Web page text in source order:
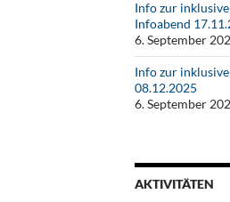
Info zur
Infoabend
6. September
Info zur
08.12.2025
6. September
AKTIVITÄTEN